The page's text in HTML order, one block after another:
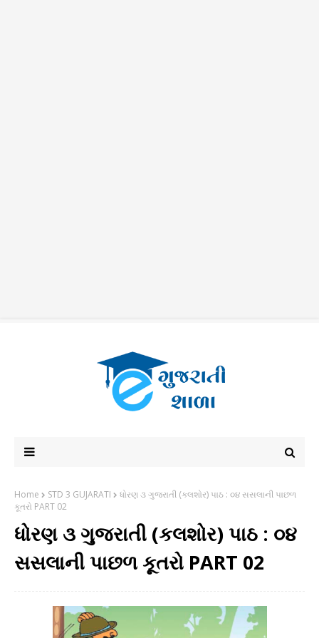
Home STD 3 GUJARATI
ધોરણ ૩ ગુજરાતી (કલશોર) પાઠ : ૦૪ સસલાની પાછળ
કૂતરો PART 02
ધોરણ ૩ ગુજરાતી (કલશોર) પાઠ : ૦૪
સસલાની પાછળ કૂતરો PART 02